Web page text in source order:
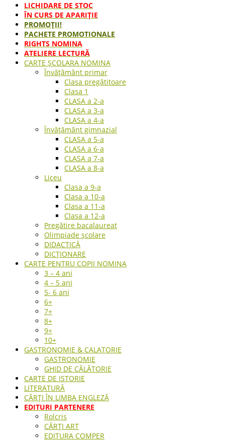
LICHIDARE DE STOC
ÎN CURS DE APARIŢIE
PROMOȚII!
PACHETE PROMOTIONALE
RIGHTS NOMINA
ATELIERE LECTURĂ
CARTE ŞCOLARA NOMINA
Învățământ primar
Clasa pregătitoare
Clasa 1
CLASA a 2-a
CLASA a 3-a
CLASA a 4-a
Învățământ gimnazial
CLASA a 5-a
CLASA a 6-a
CLASA a 7-a
CLASA a 8-a
Liceu
Clasa a 9-a
Clasa a 10-a
Clasa a 11-a
Clasa a 12-a
Pregătire bacalaureat
Olimpiade școlare
DIDACTICĂ
DICȚIONARE
CARTE PENTRU COPII NOMINA
3 – 4 ani
4 – 5 ani
5- 6 ani
6+
7+
8+
9+
10+
GASTRONOMIE & CALATORIE
GASTRONOMIE
GHID DE CĂLĂTORIE
CARTE DE ISTORIE
LITERATURĂ
CĂRȚI ÎN LIMBA ENGLEZĂ
EDITURI PARTENERE
Rolcris
CĂRȚI ART
EDITURA COMPER